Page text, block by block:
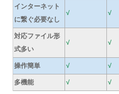
インターネット
に繋ぐ必要なし
√ √
対応ファイル形
式多い
√ √
操作簡単 √ √
多機能 √ √